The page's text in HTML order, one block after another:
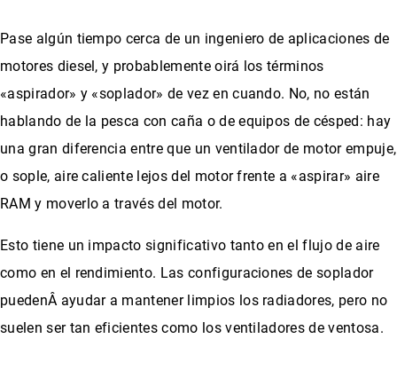
Pase algún tiempo cerca de un ingeniero de aplicaciones de
motores diesel, y probablemente oirá los términos
«aspirador» y «soplador» de vez en cuando. No, no están
hablando de la pesca con caña o de equipos de césped: hay
una gran diferencia entre que un ventilador de motor empuje,
o sople, aire caliente lejos del motor frente a «aspirar» aire
RAM y moverlo a través del motor.
Esto tiene un impacto significativo tanto en el flujo de aire
como en el rendimiento. Las configuraciones de soplador
puedenÂ ayudar a mantener limpios los radiadores, pero no
suelen ser tan eficientes como los ventiladores de ventosa.